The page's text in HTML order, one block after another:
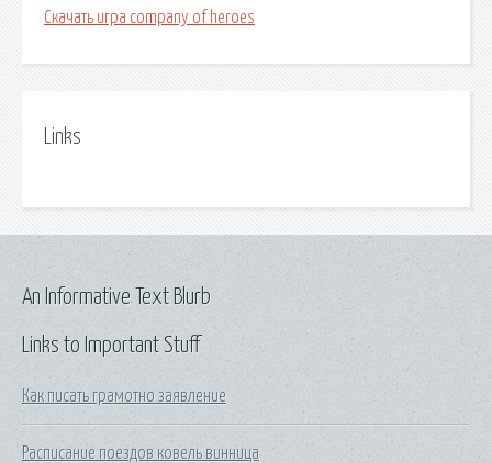
Скачать игра company of heroes
Links
Links to Important Stuff
Как писать грамотно заявление
Расписание поездов ковель винница
An Informative Text Blurb